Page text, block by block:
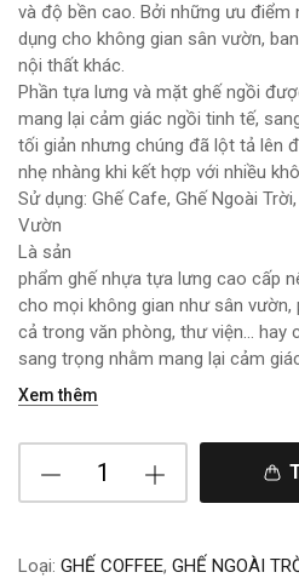
và độ bền cao. Bởi những ưu điểm
dụng cho không gian sân vườn,
nội thất khác.
Phần tựa lưng và mặt ghế ngồi
mang lại cảm giác ngồi tinh tế,
tối giản nhưng chúng đã lột tả lên
nhẹ nhàng khi kết hợp với nhiều
Sử dụng: Ghế Cafe, Ghế Ngoài
Vườn
Là sản
phẩm ghế nhựa tựa lưng cao cấp
cho mọi không gian như sân vườn,
cả trong văn phòng, thư viện… hay
sang trọng nhằm mang lại cảm
Xem thêm
Loại: GHẾ COFFEE, GHẾ NGOÀI